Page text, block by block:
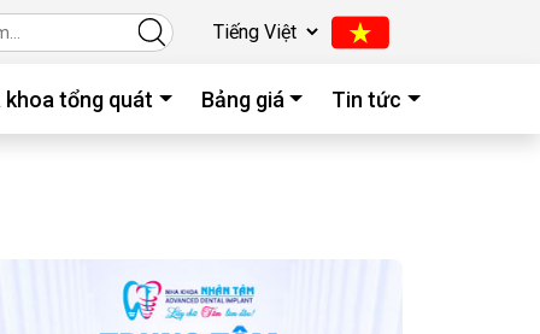
khoa tổng quát Bảng giá Tin tức